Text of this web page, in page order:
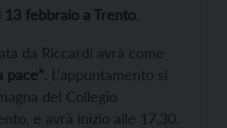
13 febbraio a Trento.
da Riccardi avrà come
pace”. L’appuntamento si
del Collegio
e avrà inizio alle 17,30.